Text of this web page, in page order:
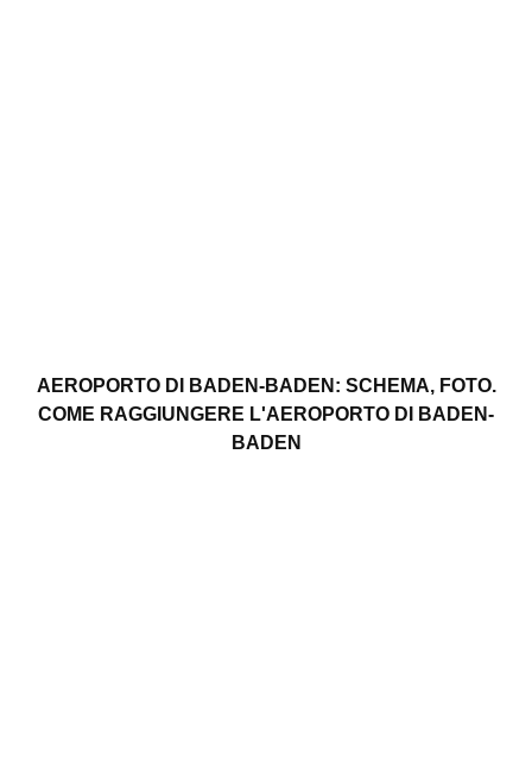
AEROPORTO DI BADEN-BADEN: SCHEMA, FOTO.
COME RAGGIUNGERE L'AEROPORTO DI BADEN-
BADEN